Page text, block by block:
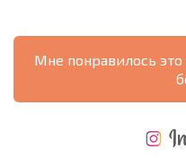
Мне понравилось